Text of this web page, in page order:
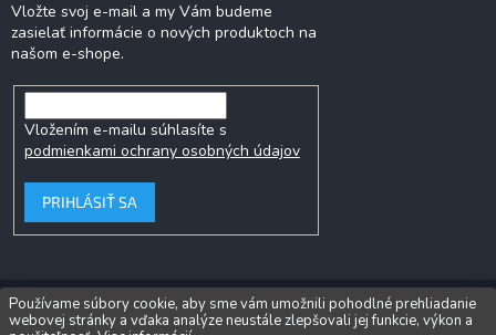
Používame súbory cookie, aby sme vám umožnili pohodlné prehliadanie
webovej stránky a vďaka analýze neustále zlepšovali jej funkcie, výkon a
Vložte svoj e-mail a my Vám budeme
zasielať informácie o nových produktoch na
našom e-shope.
Vložením e-mailu súhlasíte s
podmienkami ochrany osobných údajov
PRIHLÁSIŤ SA
Copyright 2026Popkornovač.sk. Všetky práva vyhradené.Upraviť